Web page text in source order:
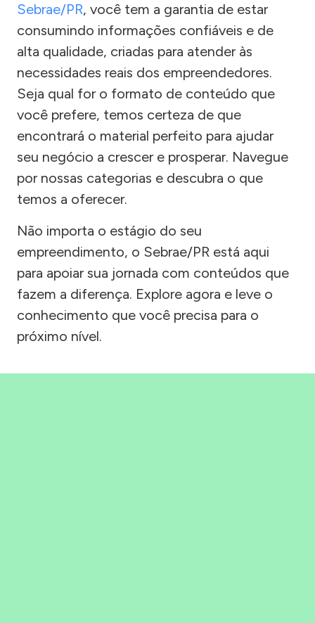
Sebrae/PR, você tem a garantia de estar
consumindo informações confiáveis e de
alta qualidade, criadas para atender às
necessidades reais dos empreendedores.
Seja qual for o formato de conteúdo que
você prefere, temos certeza de que
encontrará o material perfeito para ajudar
seu negócio a crescer e prosperar. Navegue
por nossas categorias e descubra o que
temos a oferecer.
Não importa o estágio do seu
empreendimento, o Sebrae/PR está aqui
para apoiar sua jornada com conteúdos que
fazem a diferença. Explore agora e leve o
conhecimento que você precisa para o
próximo nível.